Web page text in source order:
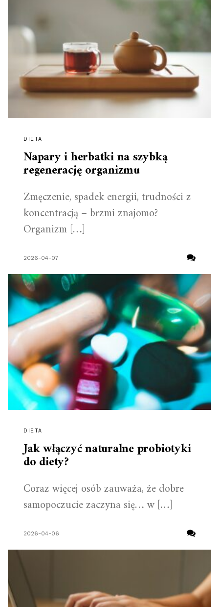
DIETA
Napary i herbatki na szybką
regenerację organizmu
Zmęczenie, spadek energii, trudności z
koncentracją – brzmi znajomo?
Organizm […]
2026-04-07
DIETA
Jak włączyć naturalne probiotyki
do diety?
Coraz więcej osób zauważa, że dobre
samopoczucie zaczyna się… w […]
2026-04-06